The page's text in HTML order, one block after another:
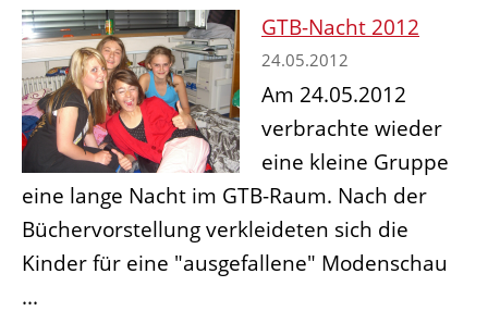
GTB-Nacht 2012
24.05.2012
Am 24.05.2012
verbrachte wieder
eine kleine Gruppe
eine lange Nacht im GTB-Raum. Nach der
Büchervorstellung verkleideten sich die
Kinder für eine "ausgefallene" Modenschau
...